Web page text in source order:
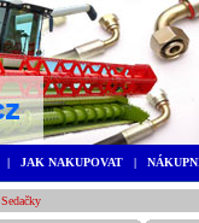
| JAK NAKUPOVAT |
Sedačky